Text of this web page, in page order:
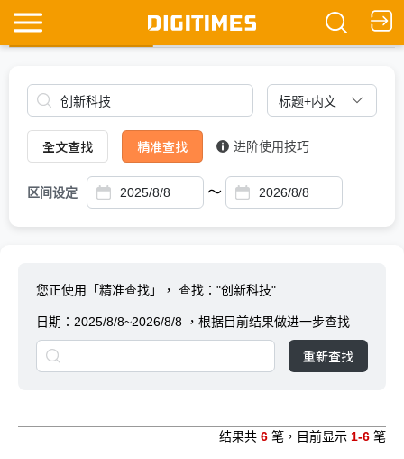
Ask DIGITIMES
全文查找 精准查找 进阶使用技巧
区间设定 ～
您正使用「精准查找」， 查找："创新科技"
日期： 2025/8/8~2026/8/8 ，根据目前结果做进一步查找
重新查找
结果共 6 笔，目前显示 1-6 笔